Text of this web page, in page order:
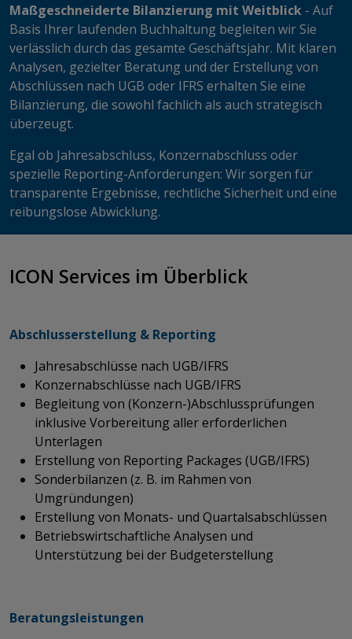
Maßgeschneiderte Bilanzierung mit Weitblick - ​​​​​​​Auf
Basis Ihrer laufenden Buchhaltung begleiten wir Sie
verlässlich durch das gesamte Geschäftsjahr. Mit klaren
Analysen, gezielter Beratung und der Erstellung von
Abschlüssen nach UGB oder IFRS erhalten Sie eine
Bilanzierung, die sowohl fachlich als auch strategisch
überzeugt.
Egal ob Jahresabschluss, Konzernabschluss oder
spezielle Reporting-Anforderungen: Wir sorgen für
transparente Ergebnisse, rechtliche Sicherheit und eine
reibungslose Abwicklung.
​​​​​​​​​​​​​​​​​​​​​​​​​​​​ICON Services im Überblick
Abschlusserstellung & Reporting
Jahresabschlüsse nach UGB/IFRS
Konzernabschlüsse nach UGB/IFRS
Begleitung von (Konzern-)Abschlussprüfungen
inklusive Vorbereitung aller erforderlichen
Unterlagen
Erstellung von Reporting Packages (UGB/IFRS)
Sonderbilanzen (z. B. im Rahmen von
Umgründungen)
Erstellung von Monats- und Quartalsabschlüssen
​​​​​​​​​​​​Betriebswirtschaftliche Analysen und
Unterstützung bei der Budgeterstellung ​​​​​​​​​​
Beratungsleistungen